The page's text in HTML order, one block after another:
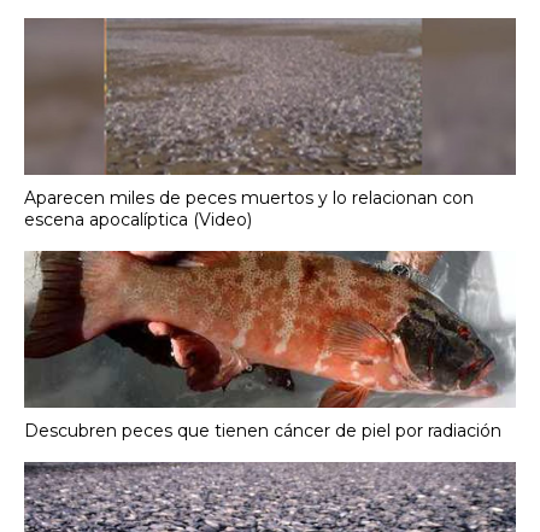
Aparecen miles de peces muertos y lo relacionan con
escena apocalíptica (Video)
Descubren peces que tienen cáncer de piel por radiación